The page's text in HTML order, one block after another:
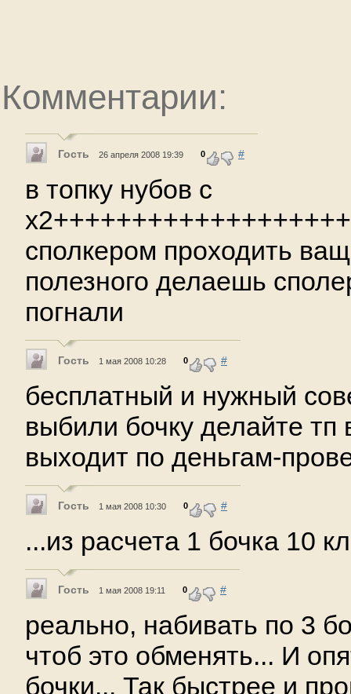
Комментарии:
Гость 26 апреля 2008 19:39 0 #
в топку нубов с
сполкером проходить
полезного делаешь
погнали
Гость 1 мая 2008 10:28 0 #
бесплатный и нужный
выбили бочку делайте тп
выходит по деньгам-
Гость 1 мая 2008 10:30 0 #
...из расчета 1 бочка 10
Гость 1 мая 2008 19:11 0 #
реально, набивать по 3
чтоб это обменять... И
бочки... Так быстрее и